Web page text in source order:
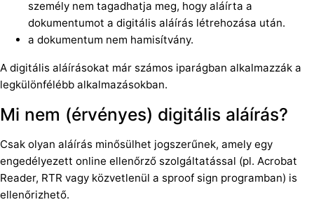
személy nem tagadhatja meg, hogy aláírta a
dokumentumot a digitális aláírás létrehozása után.
a dokumentum nem hamisítvány.
A digitális aláírásokat már számos iparágban alkalmazzák a
legkülönfélébb alkalmazásokban.
Mi nem (érvényes) digitális aláírás?
Csak olyan aláírás minősülhet jogszerűnek, amely egy
engedélyezett online ellenőrző szolgáltatással (pl. Acrobat
Reader, RTR vagy közvetlenül a sproof sign programban) is
ellenőrizhető.